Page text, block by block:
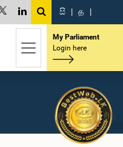
සි | த |
My Parliament
Login here